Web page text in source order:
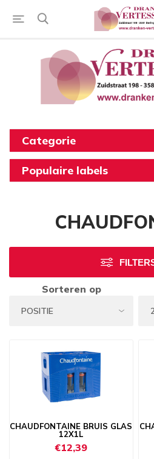
Categorie
Populaire labels
Sorteren op
CHAUDFONTAINE BRUIS GLAS
12X1L
€12,39